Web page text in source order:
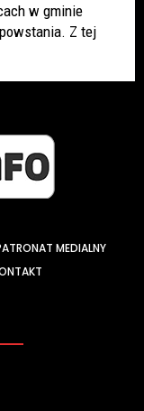
w gminie
Z tej
MEDIALNY